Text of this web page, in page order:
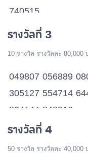
740515
รางวัลที่ 3
10 รางวัล รางวัลละ
049807 056889
305127 554714
834144 848916
รางวัลที่ 4
50 รางวัล รางวัลละ